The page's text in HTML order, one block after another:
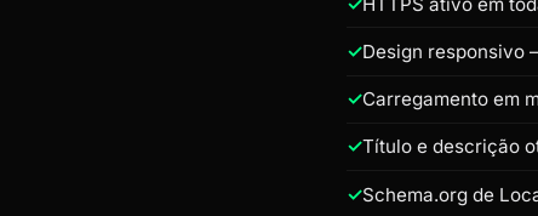
Design responsivo
Carregamento em
Título e descrição
Schema.org de